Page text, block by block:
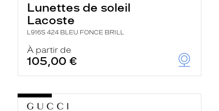
Lunettes de soleil
Lacoste
L916S 424 BLEU FONCE BRILL
À partir de
105,00 €